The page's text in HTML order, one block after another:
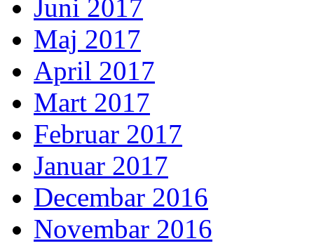
Juni 2017
Maj 2017
April 2017
Mart 2017
Februar 2017
Januar 2017
Decembar 2016
Novembar 2016